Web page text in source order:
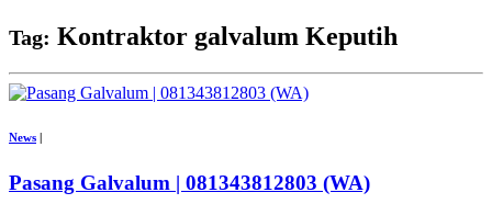
Tag: Kontraktor galvalum Keputih
News
Pasang Galvalum | 081343812803 (WA)